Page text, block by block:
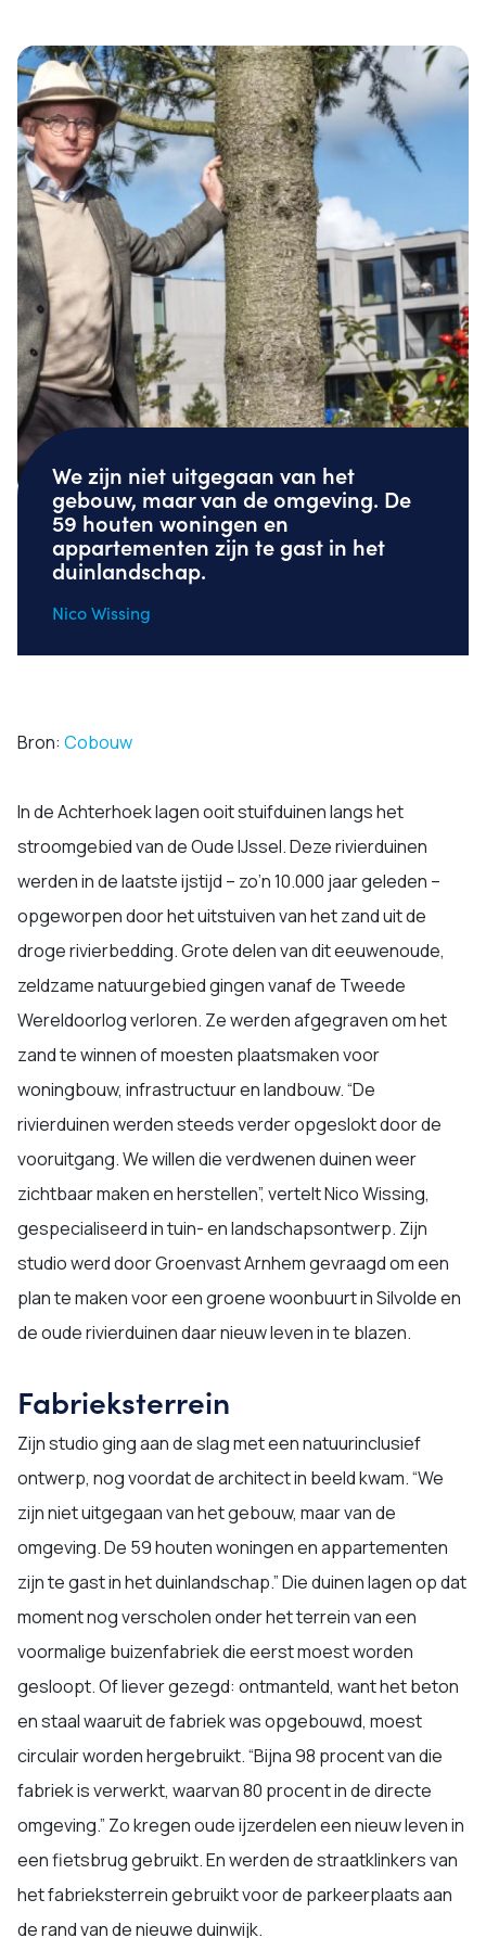
We zijn niet uitgegaan van het
gebouw, maar van de omgeving. De
59 houten woningen en
appartementen zijn te gast in het
duinlandschap.
Nico Wissing
Bron: Cobouw
In de Achterhoek lagen ooit stuifduinen langs het
stroomgebied van de Oude IJssel. Deze rivierduinen
werden in de laatste ijstijd – zo’n 10.000 jaar geleden –
opgeworpen door het uitstuiven van het zand uit de
droge rivierbedding. Grote delen van dit eeuwenoude,
zeldzame natuurgebied gingen vanaf de Tweede
Wereldoorlog verloren. Ze werden afgegraven om het
zand te winnen of moesten plaatsmaken voor
woningbouw, infrastructuur en landbouw. “De
rivierduinen werden steeds verder opgeslokt door de
vooruitgang. We willen die verdwenen duinen weer
zichtbaar maken en herstellen”, vertelt Nico Wissing,
gespecialiseerd in tuin- en landschapsontwerp. Zijn
studio werd door Groenvast Arnhem gevraagd om een
plan te maken voor een groene woonbuurt in Silvolde en
de oude rivierduinen daar nieuw leven in te blazen.
Fabrieksterrein
Zijn studio ging aan de slag met een natuurinclusief
ontwerp, nog voordat de architect in beeld kwam. “We
zijn niet uitgegaan van het gebouw, maar van de
omgeving. De 59 houten woningen en appartementen
zijn te gast in het duinlandschap.” Die duinen lagen op dat
moment nog verscholen onder het terrein van een
voormalige buizenfabriek die eerst moest worden
gesloopt. Of liever gezegd: ontmanteld, want het beton
en staal waaruit de fabriek was opgebouwd, moest
circulair worden hergebruikt. “Bijna 98 procent van die
fabriek is verwerkt, waarvan 80 procent in de directe
omgeving.” Zo kregen oude ijzerdelen een nieuw leven in
een fietsbrug gebruikt. En werden de straatklinkers van
het fabrieksterrein gebruikt voor de parkeerplaats aan
de rand van de nieuwe duinwijk.